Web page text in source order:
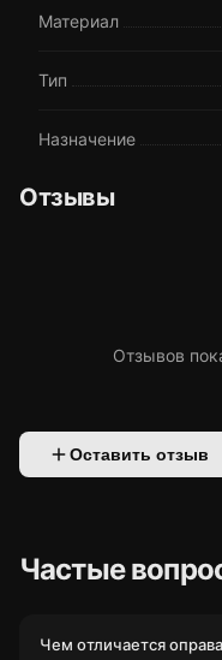
Материал
Тип
Назначение
Отзывы
Отзывов
Оставить отзыв
Частые
Чем отличается